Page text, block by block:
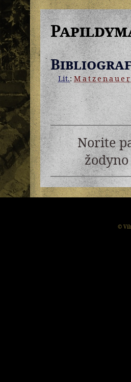
Lit.:Matzenauer
Norite
©